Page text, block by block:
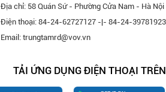
Địa chỉ: 58 Quán Sứ - Phường Cửa Nam - Hà Nội
Điện thoại: 84-24-62727127 -|- 84-24-39781923
Email: trungtamrd@vov.vn
TẢI ỨNG DỤNG ĐIỆN THOẠI TRÊN